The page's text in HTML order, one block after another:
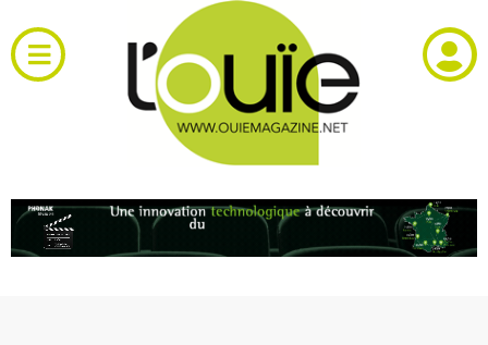
au
contenu
Toggle
Navigation
RH et emploi